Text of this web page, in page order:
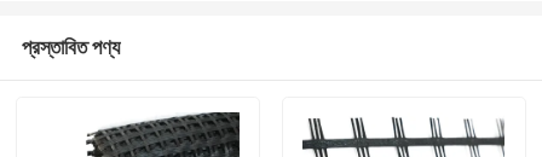
প্রস্তাবিত পণ্য